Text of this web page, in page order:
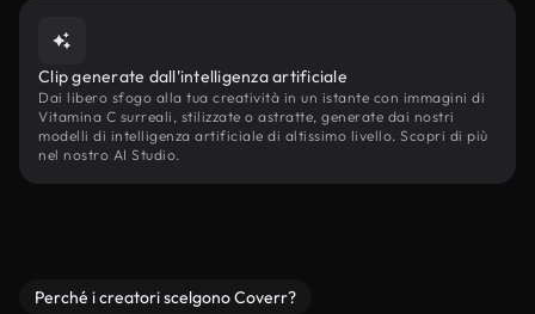
Clip generate dall'intelligenza artificiale
Dai libero sfogo alla tua creatività in un istante con immagini di
Vitamina C surreali, stilizzate o astratte, generate dai nostri
modelli di intelligenza artificiale di altissimo livello. Scopri di più
nel nostro AI Studio.
Perché i creatori scelgono Coverr?